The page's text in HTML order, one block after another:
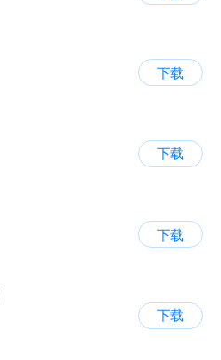
下载
下载
下载
下载